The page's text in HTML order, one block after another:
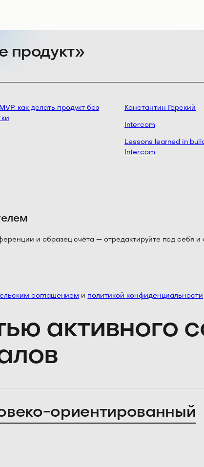
продукт»
как делать продукт без
Константин Горский
Intercom
Lessons learned in
Intercom
и образец счёта — отредактируйте под себя и
соглашением и политикой конфиденциальности
активного
ориентированный